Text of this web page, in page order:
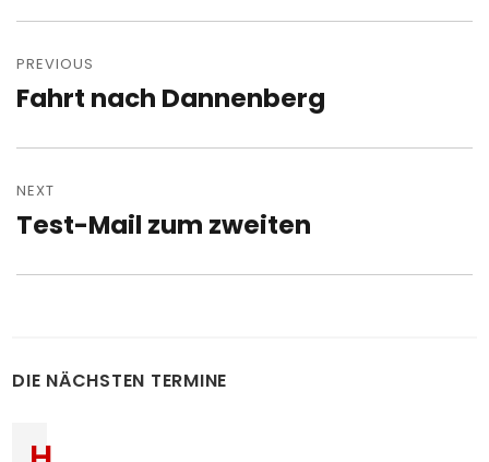
navigation
PREVIOUS
Previous
Fahrt nach Dannenberg
NEXT
Next
Test-Mail zum zweiten
DIE NÄCHSTEN TERMINE